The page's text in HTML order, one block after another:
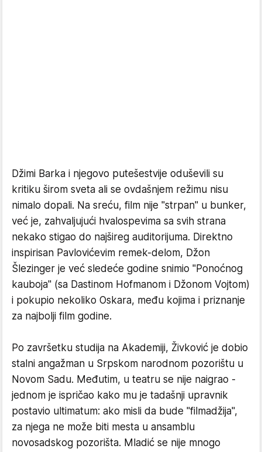
Džimi Barka i njegovo putešestvije oduševili su
kritiku širom sveta ali se ovdašnjem režimu nisu
nimalo dopali. Na sreću, film nije "strpan" u bunker,
već je, zahvaljujući hvalospevima sa svih strana
nekako stigao do najšireg auditorijuma. Direktno
inspirisan Pavlovićevim remek-delom, Džon
Šlezinger je već sledeće godine snimio "Ponoćnog
kauboja" (sa Dastinom Hofmanom i Džonom Vojtom)
i pokupio nekoliko Oskara, među kojima i priznanje
za najbolji film godine.
Po završetku studija na Akademiji, Živković je dobio
stalni angažman u Srpskom narodnom pozorištu u
Novom Sadu. Međutim, u teatru se nije naigrao -
jednom je ispričao kako mu je tadašnji upravnik
postavio ultimatum: ako misli da bude "filmadžija",
za njega ne može biti mesta u ansamblu
novosadskog pozorišta. Mladić se nije mnogo